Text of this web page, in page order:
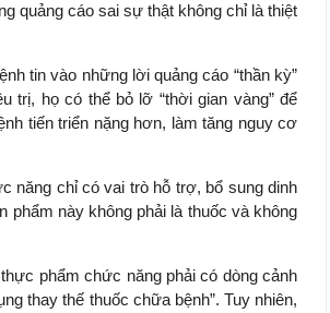
quảng cáo sai sự thật không chỉ là thiệt
tin vào những lời quảng cáo “thần kỳ”
trị, họ có thể bỏ lỡ “thời gian vàng” để
tiến triển nặng hơn, làm tăng nguy cơ
năng chỉ có vai trò hỗ trợ, bổ sung dinh
này không phải là thuốc và không
phẩm chức năng phải có dòng cảnh
thay thế thuốc chữa bệnh”. Tuy nhiên,